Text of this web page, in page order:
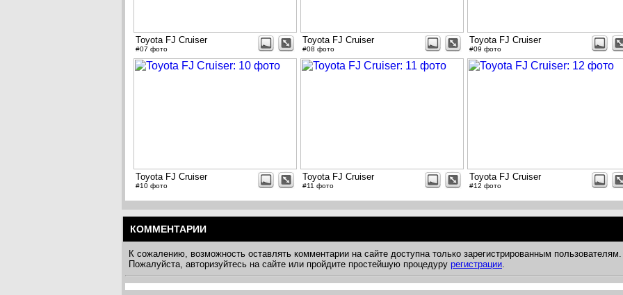
Toyota FJ Cruiser
#07 фото
Toyota FJ Cruiser
#08 фото
Toyota FJ Cruiser
#09 фото
Toyota FJ Cruiser
#10 фото
Toyota FJ Cruiser
#11 фото
Toyota FJ Cruiser
#12 фото
КОММЕНТАРИИ
К сожалению, возможность оставлять комментарии на сайте доступна только зарегистрированным пользователям.
Пожалуйста, авторизуйтесь на сайте или пройдите простейшую процедуру регистрации.